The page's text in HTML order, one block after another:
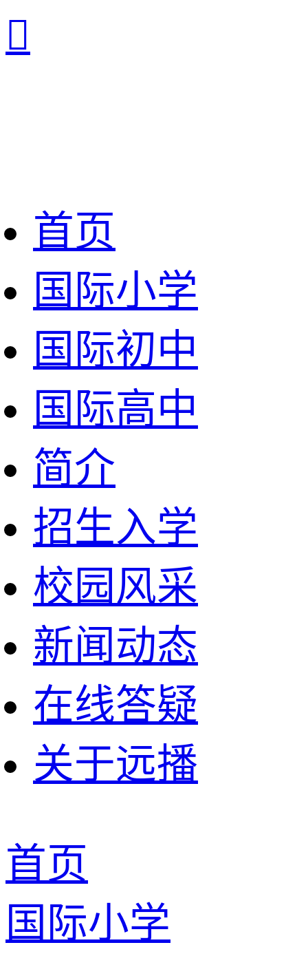

首页
国际小学
国际初中
国际高中
简介
招生入学
校园风采
新闻动态
在线答疑
关于远播
首页
国际小学